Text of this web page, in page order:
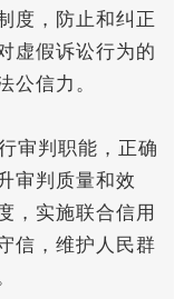
度，防止和纠正
虚假诉讼行为的
公信力。
审判职能，正确
审判质量和效
，实施联合信用
信，维护人民群